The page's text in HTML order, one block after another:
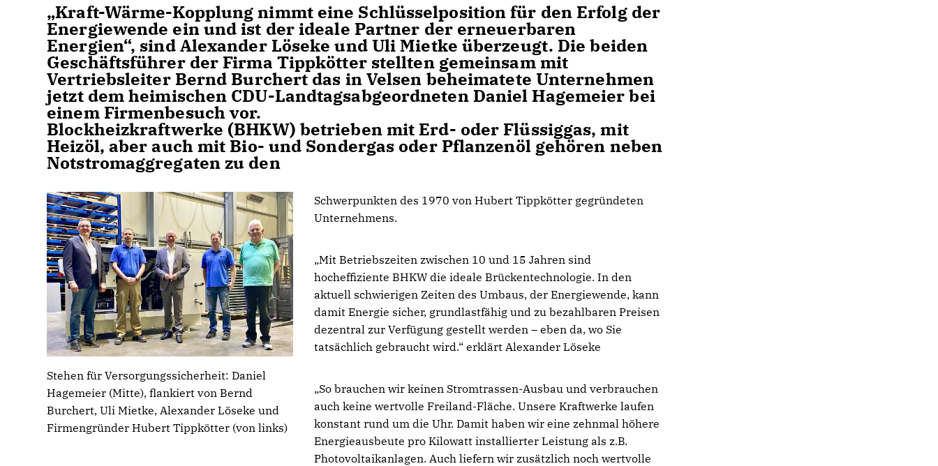
Kraft-Wärme-Kopplung nimmt eine Schlüsselposition für den Erfolg der
Energiewende ein und ist der ideale Partner der erneuerbaren
Energien“, sind Alexander Löseke und Uli Mietke überzeugt. Die beiden
Geschäftsführer der Firma Tippkötter stellten gemeinsam mit
Vertriebsleiter Bernd Burchert das in Velsen beheimatete Unternehmen
jetzt dem heimischen CDU-Landtagsabgeordneten Daniel Hagemeier bei
einem Firmenbesuch vor.
Blockheizkraftwerke (BHKW) betrieben mit Erd- oder Flüssiggas, mit
Heizöl, aber auch mit Bio- und Sondergas oder Pflanzenöl gehören neben
Notstromaggregaten zu den
Stehen für Versorgungssicherheit: Daniel
Hagemeier (Mitte), flankiert von Bernd
Burchert, Uli Mietke, Alexander Löseke und
Firmengründer Hubert Tippkötter (von links)
Schwerpunkten des 1970 von Hubert Tippkötter gegründeten
Unternehmens.
Mit Betriebszeiten zwischen 10 und 15 Jahren sind
hocheffiziente BHKW die ideale Brückentechnologie. In den
aktuell schwierigen Zeiten des Umbaus, der Energiewende, kann
damit Energie sicher, grundlastfähig und zu bezahlbaren Preisen
dezentral zur Verfügung gestellt werden – eben da, wo Sie
tatsächlich gebraucht wird.“ erklärt Alexander Löseke
So brauchen wir keinen Stromtrassen-Ausbau und verbrauchen
auch keine wertvolle Freiland-Fläche. Unsere Kraftwerke laufen
konstant rund um die Uhr. Damit haben wir eine zehnmal höhere
Energieausbeute pro Kilowatt installierter Leistung als z.B.
Photovoltaikanlagen. Auch liefern wir zusätzlich noch wertvolle